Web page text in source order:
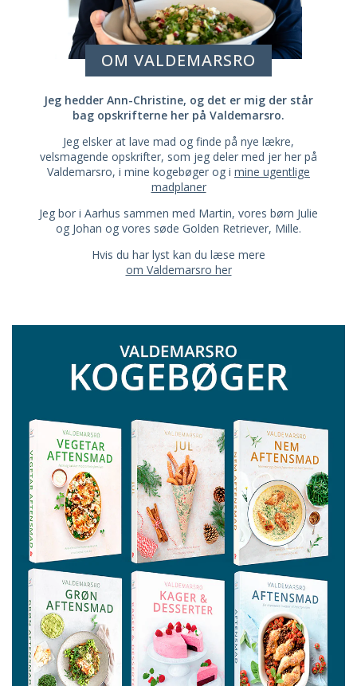
OM VALDEMARSRO
Jeg hedder Ann-Christine, og det er mig der står
bag opskrifterne her på Valdemarsro.
Jeg elsker at lave mad og finde på nye lækre,
velsmagende opskrifter, som jeg deler med jer her på
Valdemarsro, i mine kogebøger og i mine ugentlige
madplaner
Jeg bor i Aarhus sammen med Martin, vores børn Julie
og Johan og vores søde Golden Retriever, Mille.
Hvis du har lyst kan du læse mere
om Valdemarsro her